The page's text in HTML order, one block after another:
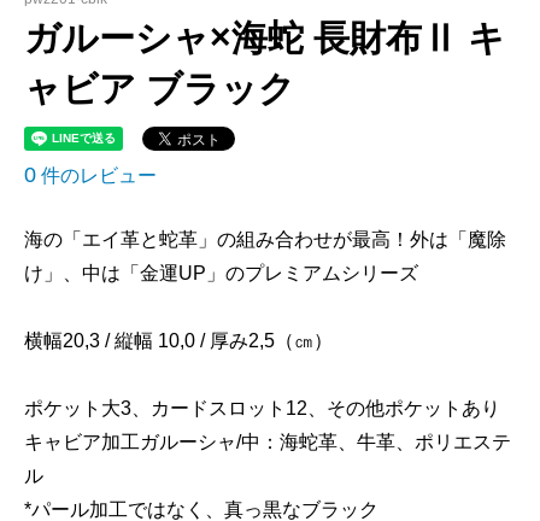
ガルーシャ×海蛇 長財布Ⅱ キ
ャビア ブラック
0 件のレビュー
海の「エイ革と蛇革」の組み合わせが最高！外は「魔除
け」、中は「金運UP」のプレミアムシリーズ
横幅20,3 / 縦幅 10,0 / 厚み2,5（㎝）
ポケット大3、カードスロット12、その他ポケットあり
キャビア加工ガルーシャ/中：海蛇革、牛革、ポリエステ
ル
*パール加工ではなく、真っ黒なブラック